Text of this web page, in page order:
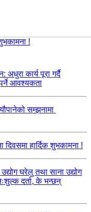
!
अधुरा कार्य पूरा गर्दै
आवश्यकता
सम्झनामा
हार्दिक शुभकामना !
घरेलु तथा साना उद्योग
दर्ता, के भन्छन्